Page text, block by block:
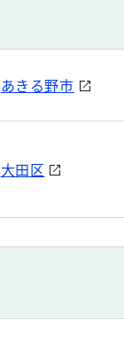
あきる野市
大田区